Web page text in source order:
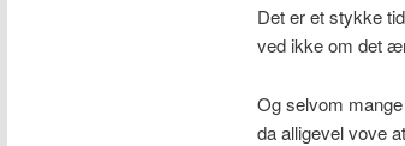
Det er et stykke
ved ikke om det
Og selvom
da alligevel vove